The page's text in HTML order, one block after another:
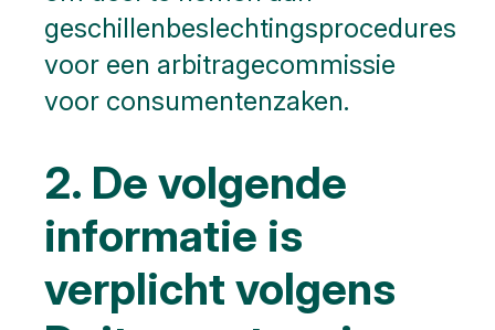
geschillenbeslechtingsprocedures
voor een arbitragecommissie
voor consumentenzaken.
2. De volgende
informatie is
verplicht volgens